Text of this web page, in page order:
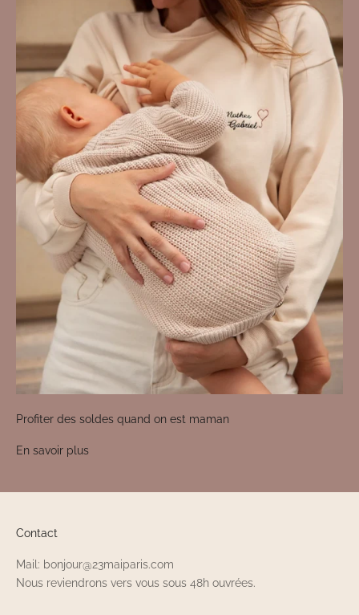
Profiter des soldes quand on est maman
En savoir plus
Contact
Mail: bonjour@23maiparis.com
Nous reviendrons vers vous sous 48h ouvrées.